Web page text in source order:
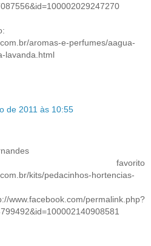
aromas-e-perfumes/aagua-
lavanda.html
de 2011 às 10:55
favorito
kits/pedacinhos-hortencias-
www.facebook.com/permalink.php?